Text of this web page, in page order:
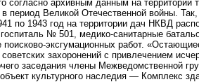
согласно архивным данным на территории
в период Великой Отечественной войны.
по 1943 год на территории дач НКВД
№ 501, медико-санитарные
поисково-эксгумационных работ.
советских захоронений с привлечением
заседания члены Межведомственной
культурного наследия — Комплекс